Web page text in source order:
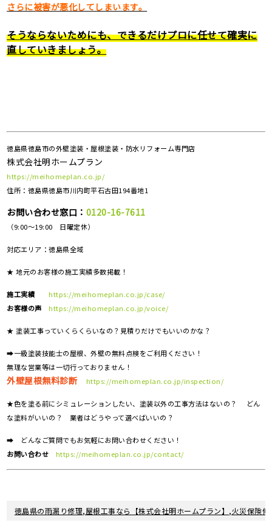
さらに被害が悪化してしまいます。
そうならないためにも、できるだけプロに任せて確実に
直していきましょう。
徳島県徳島市の外壁塗装・屋根塗装・防水リフォーム専門店
株式会社明ホームプラン
https://meihomeplan.co.jp/
住所：徳島県徳島市川内町平石古田194番地1
お問い合わせ窓口： 0120-16-7611
（9:00～19:00 日曜定休）
対応エリア：徳島県全域
★ 地元のお客様の施工実績多数掲載！
施工実績
https://meihomeplan.co.jp/case/
お客様の声
https://meihomeplan.co.jp/voice/
★ 塗装工事っていくらくらいなの？見積りだけでもいいのかな？
➡一級塗装技能士の屋根、外壁の無料点検をご利用ください！
無理な営業等は一切行っておりません！
外壁屋根無料診断 https://meihomeplan.co.jp/inspection/
★色を塗る前にシミュレーションしたい、塗装以外の工事方法はないの？ どん
な塗料がいいの？ 業者はどうやって選べばいいの？
➡ どんなご質問でもお気軽にお問い合わせください！
お問い合わせ
https://meihomeplan.co.jp/contact/
徳島県の雨漏り修理,屋根工事なら【株式会社明ホームプラン】,火災保険修